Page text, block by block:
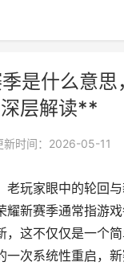
是什么意思
层解读**
新时间：2026-05-11
老玩家眼中的轮回
耀新赛季通常指游
，这不仅仅是一个
一次系统性重启，